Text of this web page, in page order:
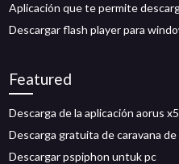
Aplicación que te permite
Descargar flash player para
Featured
Descarga de la aplicación aorus
Descarga gratuita de caravana
Descargar pspiphon untuk pc